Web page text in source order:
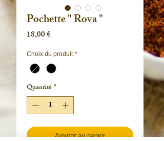
Pochette " Rova "
18,00 €Prix
Choix du produit *
Quantité*
Ajouter au panier